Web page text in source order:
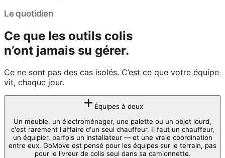
Le quotidien
Ce que les outils colis
n’ont jamais su gérer.
Ce ne sont pas des cas isolés. C’est ce que votre équipe
vit, chaque jour.
Équipes à deux
Un meuble, un électroménager, une palette ou un objet lourd,
c'est rarement l'affaire d'un seul chauffeur. Il faut un chauffeur,
un équipier, parfois un installateur — et une vraie coordination
entre eux. GoMove est pensé pour les équipes sur le terrain, pas
pour le livreur de colis seul dans sa camionnette.